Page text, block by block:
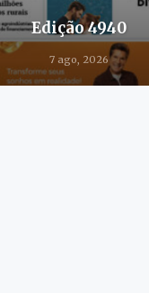
Edição 4940
7 ago, 2026